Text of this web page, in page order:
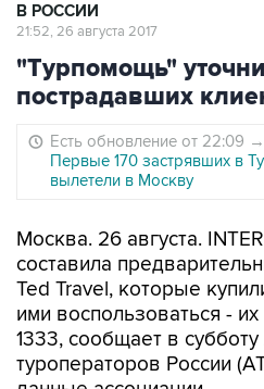
В РОССИИ
21:52, 26 августа 2017
"Турпомощь"
пострадавших
Есть обновление от 22:09 →
Первые 170 застрявших в
вылетели в Москву
Москва. 26 августа.
составила
Ted Travel, которые
ими воспользоваться -
1333, сообщает в
туроператоров России